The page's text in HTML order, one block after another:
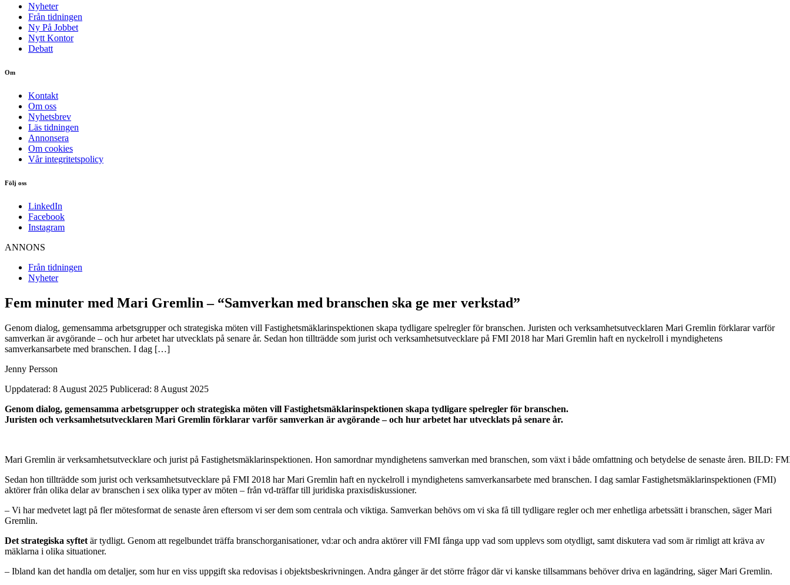
Nyheter
Från tidningen
Ny På Jobbet
Nytt Kontor
Debatt
Om
Kontakt
Om oss
Nyhetsbrev
Läs tidningen
Annonsera
Om cookies
Vår integritetspolicy
Följ oss
LinkedIn
Facebook
Instagram
ANNONS
Från tidningen
Nyheter
Fem minuter med Mari Gremlin – “Samverkan med branschen ska ge mer verkstad”
Genom dialog, gemensamma arbetsgrupper och strategiska möten vill Fastighetsmäklarinspektionen skapa tydligare spelregler för branschen. Juristen och verksamhetsutvecklaren Mari Gremlin förklarar varför
samverkan är avgörande – och hur arbetet har utvecklats på senare år. Sedan hon tillträdde som jurist och verksamhetsutvecklare på FMI 2018 har Mari Gremlin haft en nyckelroll i myndighetens
samverkansarbete med branschen. I dag […]
Jenny Persson
Uppdaterad: 8 August 2025 Publicerad: 8 August 2025
Genom dialog, gemensamma arbetsgrupper och strategiska möten vill Fastighetsmäklarinspektionen skapa tydligare spelregler för branschen.
Juristen och verksamhetsutvecklaren Mari Gremlin förklarar varför samverkan är avgörande – och hur arbetet har utvecklats på senare år.
Mari Gremlin är verksamhetsutvecklare och jurist på Fastighetsmäklarinspektionen. Hon samordnar myndighetens samverkan med branschen, som växt i både omfattning och betydelse de senaste åren. BILD:
Sedan hon tillträdde som jurist och verksamhetsutvecklare på FMI 2018 har Mari Gremlin haft en nyckelroll i myndighetens samverkansarbete med branschen. I dag samlar Fastighetsmäklarinspektionen (FMI)
aktörer från olika delar av branschen i sex olika typer av möten – från vd-träffar till juridiska praxisdiskussioner.
– Vi har medvetet lagt på fler mötesformat de senaste åren eftersom vi ser dem som centrala och viktiga. Samverkan behövs om vi ska få till tydligare regler och mer enhetliga arbetssätt i branschen, säger Mari
Gremlin.
Det strategiska syftet är tydligt. Genom att regelbundet träffa branschorganisationer, vd:ar och andra aktörer vill FMI fånga upp vad som upplevs som otydligt, samt diskutera vad som är rimligt att kräva av
mäklarna i olika situationer.
– Ibland kan det handla om detaljer, som hur en viss uppgift ska redovisas i objektsbeskrivningen. Andra gånger är det större frågor där vi kanske tillsammans behöver driva en lagändring, säger Mari Gremlin.